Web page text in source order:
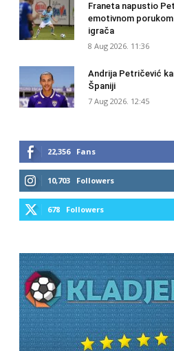
Franeta napustio
emotivnom
igrača
8 Aug 2026. 11:36
Andrija Petričević
Španiji
7 Aug 2026. 12:45
22,356 Fans
10,703 Followers
678 Followers